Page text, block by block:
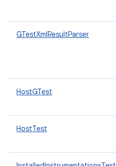
GTestXmlResultParser
HostGTest
HostTest